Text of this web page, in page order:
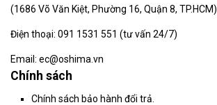
(1686 Võ Văn Kiệt, Phường 16, Quận 8, TP.HCM)
Điện thoại: 091 1531 551 (tư vấn 24/7)
Email: ec@oshima.vn
Chính sách
Chính sách bảo hành đổi trả.